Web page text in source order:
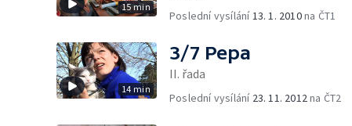
15 min
Poslední vysílání13. 1. 2010na ČT1
14 min
3/7 Pepa
II. řada
Poslední vysílání 23. 11. 2012na ČT2